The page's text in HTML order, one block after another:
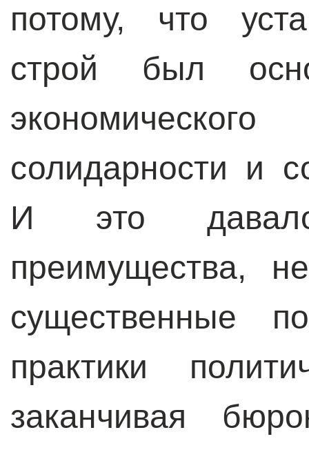
потому, что
строй был
солидарности и
И это
преимущества,
существенные
практики
заканчивая